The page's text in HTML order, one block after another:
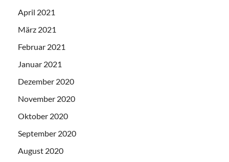
April 2021
März 2021
Februar 2021
Januar 2021
Dezember 2020
November 2020
Oktober 2020
September 2020
August 2020